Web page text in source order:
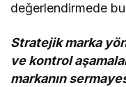
değerlendirmede
Stratejik marka
ve kontrol
markanın